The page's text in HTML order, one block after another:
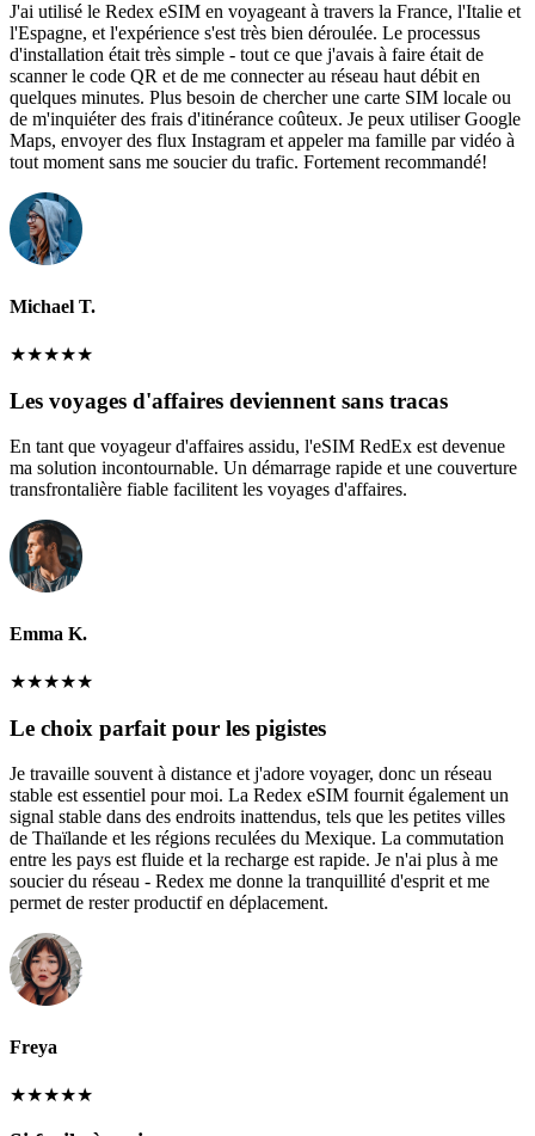
J'ai utilisé le Redex eSIM en voyageant à travers la France, l'Italie et
l'Espagne, et l'expérience s'est très bien déroulée. Le processus
d'installation était très simple - tout ce que j'avais à faire était de
scanner le code QR et de me connecter au réseau haut débit en
quelques minutes. Plus besoin de chercher une carte SIM locale ou
de m'inquiéter des frais d'itinérance coûteux. Je peux utiliser Google
Maps, envoyer des flux Instagram et appeler ma famille par vidéo à
tout moment sans me soucier du trafic. Fortement recommandé!
Michael T.
★★★★★
Les voyages d'affaires deviennent sans tracas
En tant que voyageur d'affaires assidu, l'eSIM RedEx est devenue
ma solution incontournable. Un démarrage rapide et une couverture
transfrontalière fiable facilitent les voyages d'affaires.
Emma K.
★★★★★
Le choix parfait pour les pigistes
Je travaille souvent à distance et j'adore voyager, donc un réseau
stable est essentiel pour moi. La Redex eSIM fournit également un
signal stable dans des endroits inattendus, tels que les petites villes
de Thaïlande et les régions reculées du Mexique. La commutation
entre les pays est fluide et la recharge est rapide. Je n'ai plus à me
soucier du réseau - Redex me donne la tranquillité d'esprit et me
permet de rester productif en déplacement.
Freya
★★★★★